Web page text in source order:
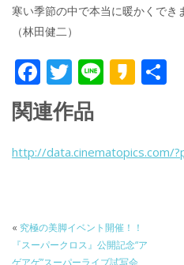
寒い季節の中で本当に暖かくでき
（林田健二）
F
ac
e
b
k
T
w
itt
er
Li K
a
関連作品
http://data.cinematopics.com/
« 究極の美脚イベント開催！！
『スーパークロス』公開記念“ア